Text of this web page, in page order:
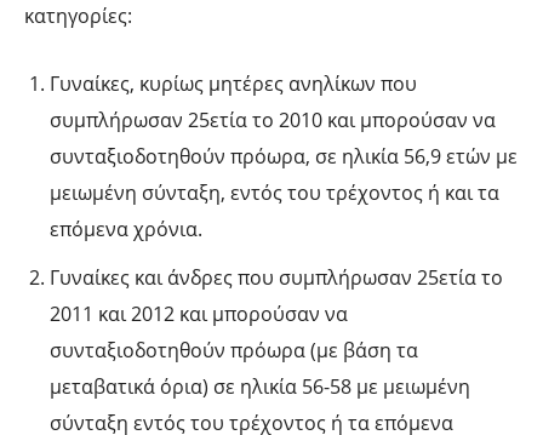
κατηγορίες:
Γυναίκες, κυρίως μητέρες ανηλίκων που
συμπλήρωσαν 25ετία το 2010 και μπορούσαν να
συνταξιοδοτηθούν πρόωρα, σε ηλικία 56,9 ετών με
μειωμένη σύνταξη, εντός του τρέχοντος ή και τα
επόμενα χρόνια.
Γυναίκες και άνδρες που συμπλήρωσαν 25ετία το
2011 και 2012 και μπορούσαν να
συνταξιοδοτηθούν πρόωρα (με βάση τα
μεταβατικά όρια) σε ηλικία 56-58 με μειωμένη
σύνταξη εντός του τρέχοντος ή τα επόμενα